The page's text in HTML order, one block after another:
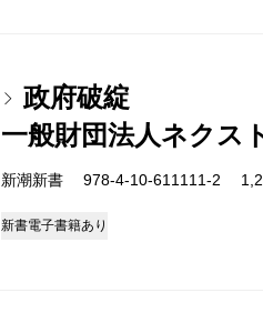
政府破綻
一般財団法人ネクス
新潮新書 978-4-10-611111-2
新書電子書籍あり